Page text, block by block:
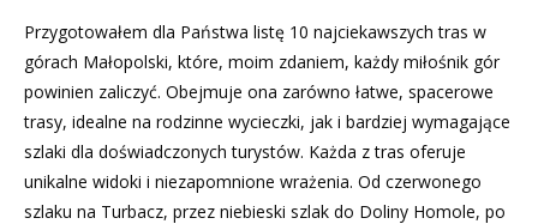
Przygotowałem dla Państwa listę 10 najciekawszych tras w
górach Małopolski, które, moim zdaniem, każdy miłośnik gór
powinien zaliczyć. Obejmuje ona zarówno łatwe, spacerowe
trasy, idealne na rodzinne wycieczki, jak i bardziej wymagające
szlaki dla doświadczonych turystów. Każda z tras oferuje
unikalne widoki i niezapomnione wrażenia. Od czerwonego
szlaku na Turbacz, przez niebieski szlak do Doliny Homole, po